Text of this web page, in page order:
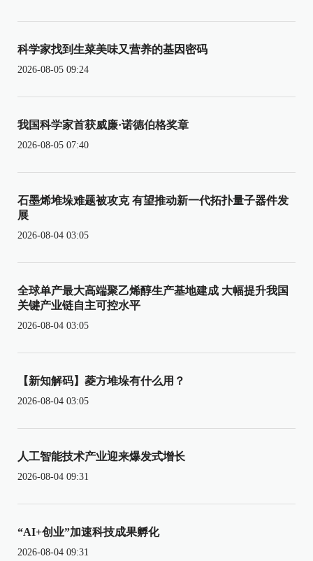
科学家找到生菜美味又营养的基因密码
2026-08-05 09:24
我国科学家首获威廉·诺德伯格奖章
2026-08-05 07:40
石墨烯堆垛难题被攻克 有望推动新一代拓扑量子器件发
展
2026-08-04 03:05
全球单产最大高端聚乙烯醇生产基地建成 大幅提升我国
关键产业链自主可控水平
2026-08-04 03:05
【新知解码】菱方堆垛有什么用？
2026-08-04 03:05
人工智能技术产业迎来爆发式增长
2026-08-04 09:31
“AI+创业”加速科技成果孵化
2026-08-04 09:31